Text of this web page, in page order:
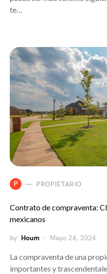
te…
P PROPIETARIO
Contrato de compraventa:
mexicanos
by Houm Mayo 24, 2024
La compraventa de una
importantes y